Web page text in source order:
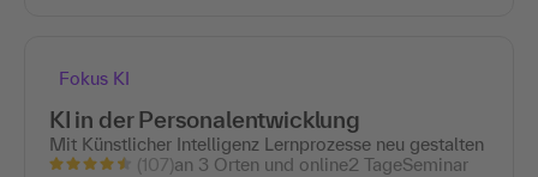
Fokus KI
KI in der Personalentwicklung
Mit Künstlicher Intelligenz Lernprozesse neu gestalten
(107)an 3 Orten und online2 TageSeminar